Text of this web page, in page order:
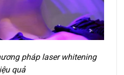
pháp laser whitening
quả